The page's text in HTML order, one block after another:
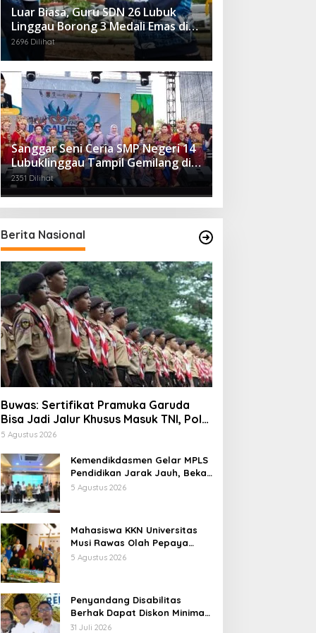
Luar Biasa, Guru SDN 26 Lubuk
Linggau Borong 3 Medali Emas di
Tiga Cabor Berbeda
2696 Dilihat
Sanggar Seni Ceria SMP Negeri 14
Lubuklinggau Tampil Gemilang di
Linggau Fest 2025
2351 Dilihat
Berita Nasional
Buwas: Sertifikat Pramuka Garuda
Bisa Jadi Jalur Khusus Masuk TNI, Polri,
dan Perguruan Tinggi
5 Agustus 2026
Kemendikdasmen Gelar MPLS
Pendidikan Jarak Jauh, Bekali
Murid Bangun Kemandirian
5 Agustus 2026
Mahasiswa KKN Universitas
Musi Rawas Olah Pepaya
Menjadi Produk Bernilai Jual
5 Agustus 2026
Penyandang Disabilitas
Berhak Dapat Diskon Minimal
20 Persen untuk Biaya
31 Juli 2026